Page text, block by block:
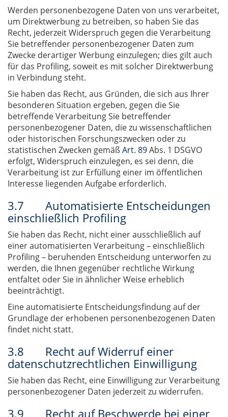
Werden personenbezogene Daten von uns verarbeitet,
um Direktwerbung zu betreiben, so haben Sie das
Recht, jederzeit Widerspruch gegen die Verarbeitung
Sie betreffender personenbezogener Daten zum
Zwecke derartiger Werbung einzulegen; dies gilt auch
für das Profiling, soweit es mit solcher Direktwerbung
in Verbindung steht.
Sie haben das Recht, aus Gründen, die sich aus Ihrer
besonderen Situation ergeben, gegen die Sie
betreffende Verarbeitung Sie betreffender
personenbezogener Daten, die zu wissenschaftlichen
oder historischen Forschungszwecken oder zu
statistischen Zwecken gemäßArt. 89Abs. 1 DSGVO
erfolgt, Widerspruch einzulegen, es sei denn, die
Verarbeitung ist zur Erfüllung einer im öffentlichen
Interesse liegenden Aufgabe erforderlich.
3.7 Automatisierte Entscheidungen
einschließlich Profiling
Sie haben das Recht, nicht einer ausschließlich auf
einer automatisierten Verarbeitung – einschließlich
Profiling – beruhenden Entscheidung unterworfen zu
werden, die Ihnen gegenüber rechtliche Wirkung
entfaltet oder Sie in ähnlicher Weise erheblich
beeinträchtigt.
Eine automatisierte Entscheidungsfindung auf der
Grundlage der erhobenen personenbezogenen Daten
findet nicht statt.
3.8 Recht auf Widerruf einer
datenschutzrechtlichen Einwilligung
Sie haben das Recht, eine Einwilligung zur Verarbeitung
personenbezogener Daten jederzeit zu widerrufen.
3.9 Recht auf Beschwerde bei einer